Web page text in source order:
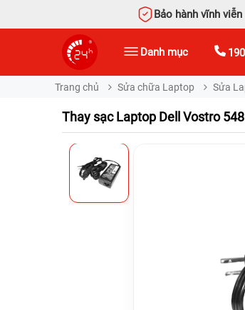
Bảo hành vĩnh viễn
Danh mục
Trang chủ Sửa chữa Laptop Sửa
Thay sạc Laptop Dell Vostro